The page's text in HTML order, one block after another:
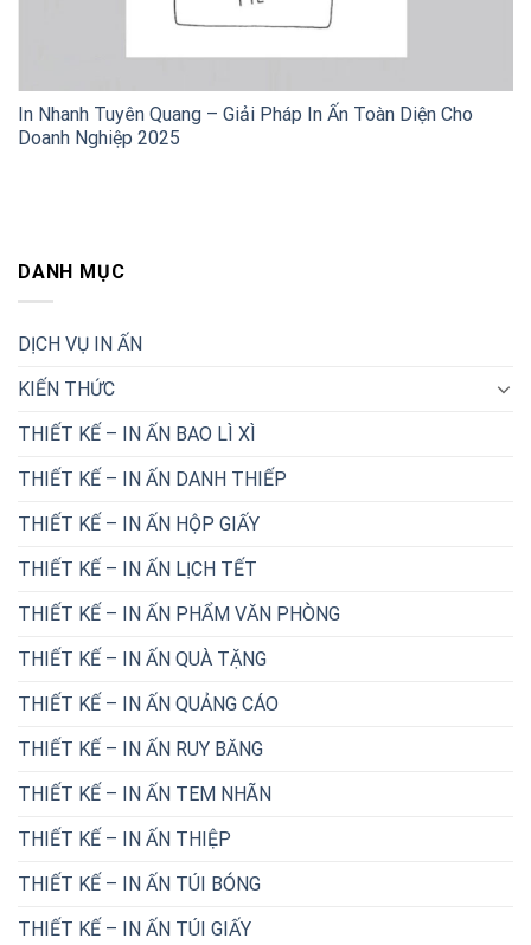
In Nhanh Tuyên Quang – Giải Pháp In Ấn Toàn Diện Cho
Doanh Nghiệp 2025
DANH MỤC
DỊCH VỤ IN ẤN
KIẾN THỨC
THIẾT KẾ – IN ẤN BAO LÌ XÌ
THIẾT KẾ – IN ẤN DANH THIẾP
THIẾT KẾ – IN ẤN HỘP GIẤY
THIẾT KẾ – IN ẤN LỊCH TẾT
THIẾT KẾ – IN ẤN PHẨM VĂN PHÒNG
THIẾT KẾ – IN ẤN QUÀ TẶNG
THIẾT KẾ – IN ẤN QUẢNG CÁO
THIẾT KẾ – IN ẤN RUY BĂNG
THIẾT KẾ – IN ẤN TEM NHÃN
THIẾT KẾ – IN ẤN THIỆP
THIẾT KẾ – IN ẤN TÚI BÓNG
THIẾT KẾ – IN ẤN TÚI GIẤY